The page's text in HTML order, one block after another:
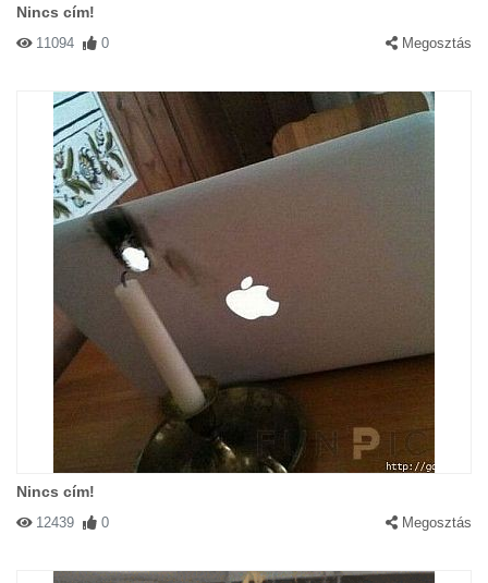
Nincs cím!
11094 0 Megosztás
Nincs cím!
12439 0 Megosztás